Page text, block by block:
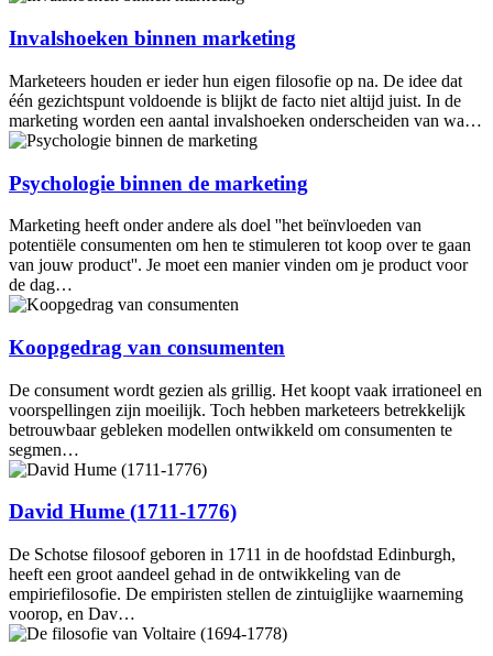
Invalshoeken binnen marketing
Marketeers houden er ieder hun eigen filosofie op na. De idee dat
één gezichtspunt voldoende is blijkt de facto niet altijd juist. In de
marketing worden een aantal invalshoeken onderscheiden van wa…
Psychologie binnen de marketing
Marketing heeft onder andere als doel ''het beïnvloeden van
potentiële consumenten om hen te stimuleren tot koop over te gaan
van jouw product''. Je moet een manier vinden om je product voor
de dag…
Koopgedrag van consumenten
De consument wordt gezien als grillig. Het koopt vaak irrationeel en
voorspellingen zijn moeilijk. Toch hebben marketeers betrekkelijk
betrouwbaar gebleken modellen ontwikkeld om consumenten te
segmen…
David Hume (1711-1776)
De Schotse filosoof geboren in 1711 in de hoofdstad Edinburgh,
heeft een groot aandeel gehad in de ontwikkeling van de
empiriefilosofie. De empiristen stellen de zintuiglijke waarneming
voorop, en Dav…